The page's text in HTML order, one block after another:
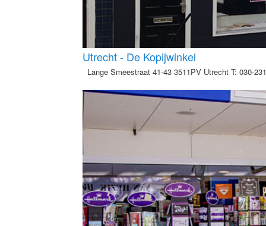
Utrecht - De Kopijwinkel
Lange Smeestraat 41-43 3511PV Utrecht T: 030-